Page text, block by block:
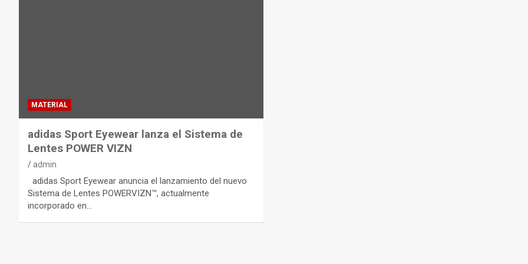
MATERIAL
adidas Sport Eyewear lanza el Sistema de
Lentes POWER VIZN
admin
adidas Sport Eyewear anuncia el lanzamiento del nuevo
Sistema de Lentes POWERVIZN™, actualmente
incorporado en…